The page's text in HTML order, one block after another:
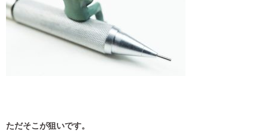
ただそこが狙いです。